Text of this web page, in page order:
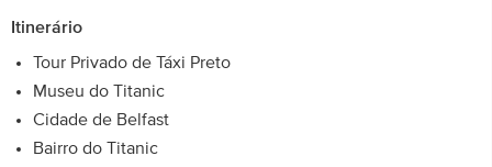
Itinerário
Tour Privado de Táxi Preto
Museu do Titanic
Cidade de Belfast
Bairro do Titanic